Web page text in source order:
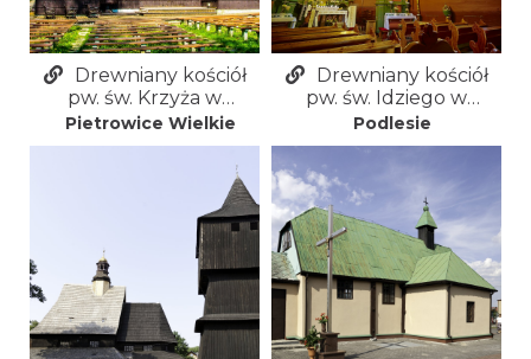
Drewniany kościół
pw. św. Krzyża w
Pietrowicach Wielkich
Pietrowice Wielkie
Drewniany kościół
pw. św. Idziego w
Podlesiu
Podlesie